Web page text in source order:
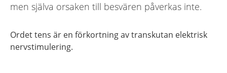
men själva orsaken till besvären påverkas inte.
Ordet tens är en förkortning av transkutan elektrisk
nervstimulering.